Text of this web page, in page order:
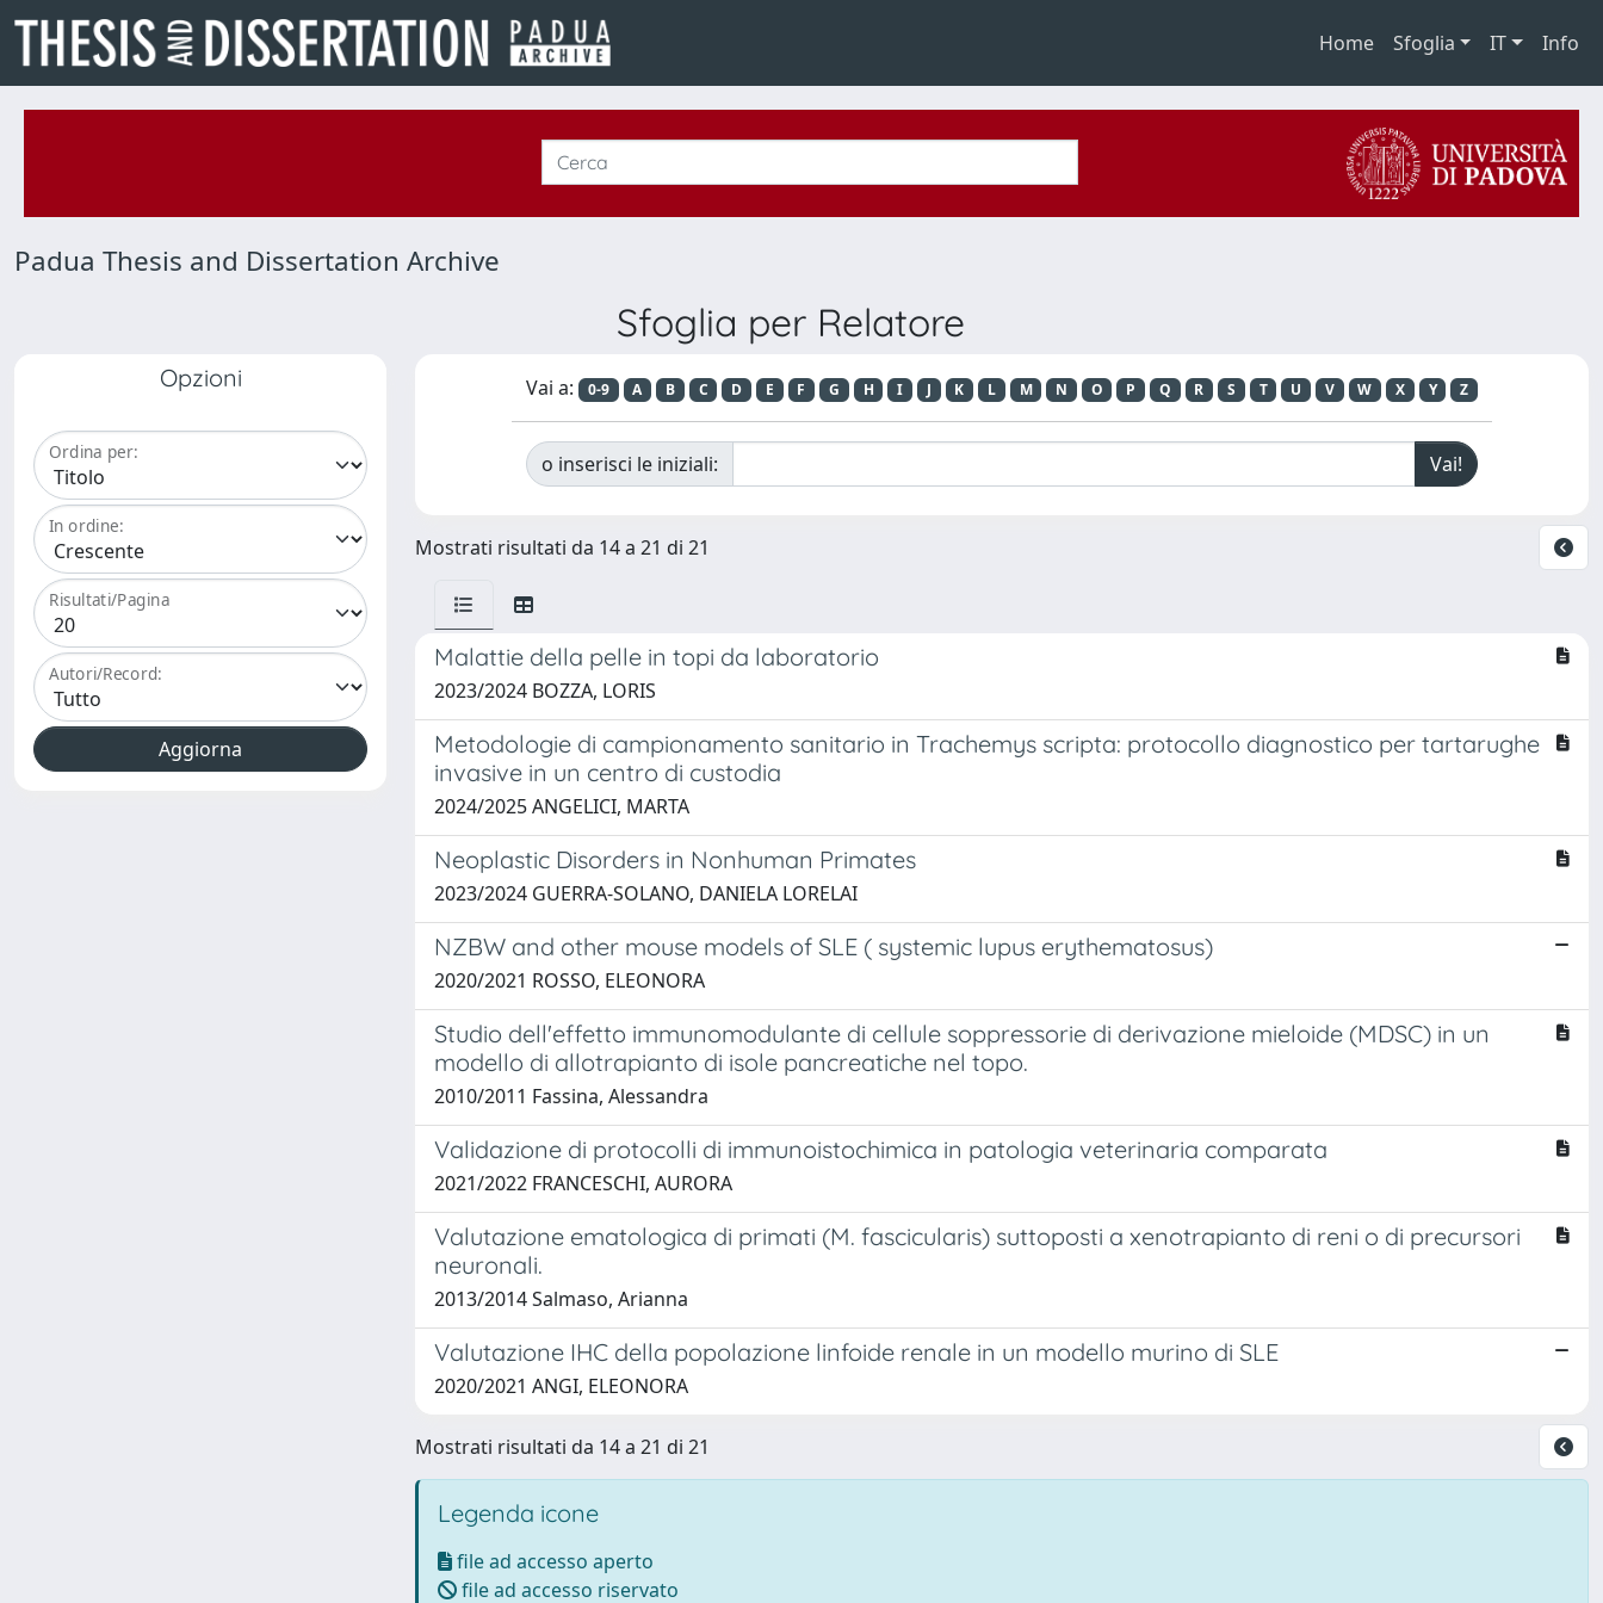
Home Sfoglia IT Info
Padua Thesis and Dissertation Archive
Sfoglia per Relatore
Opzioni
Ordina per:
In ordine:
Risultati/Pagina
Autori/Record:
Vai a: 0-9 A B C D E F G H I J K L M N O P Q R S T U V W X Y Z
o inserisci le iniziali:
Mostrati risultati da 14 a 21 di 21
Malattie della pelle in topi da laboratorio
2023/2024 BOZZA, LORIS
Metodologie di campionamento sanitario in Trachemys scripta: protocollo diagnostico per tartarughe
invasive in un centro di custodia
2024/2025 ANGELICI, MARTA
Neoplastic Disorders in Nonhuman Primates
2023/2024 GUERRA-SOLANO, DANIELA LORELAI
NZBW and other mouse models of SLE ( systemic lupus erythematosus)
2020/2021 ROSSO, ELEONORA
Studio dell'effetto immunomodulante di cellule soppressorie di derivazione mieloide (MDSC) in un
modello di allotrapianto di isole pancreatiche nel topo.
2010/2011 Fassina, Alessandra
Validazione di protocolli di immunoistochimica in patologia veterinaria comparata
2021/2022 FRANCESCHI, AURORA
Valutazione ematologica di primati (M. fascicularis) suttoposti a xenotrapianto di reni o di precursori
neuronali.
2013/2014 Salmaso, Arianna
Valutazione IHC della popolazione linfoide renale in un modello murino di SLE
2020/2021 ANGI, ELEONORA
Mostrati risultati da 14 a 21 di 21
Legenda icone
file ad accesso aperto
file ad accesso riservato